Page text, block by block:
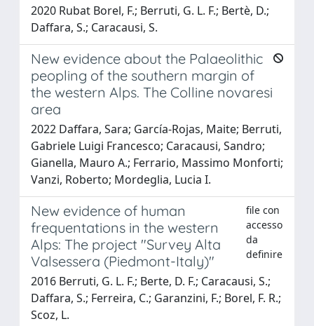
2020 Rubat Borel, F.; Berruti, G. L. F.; Bertè, D.;
Daffara, S.; Caracausi, S.
New evidence about the Palaeolithic
peopling of the southern margin of
the western Alps. The Colline novaresi
area
2022 Daffara, Sara; García-Rojas, Maite; Berruti,
Gabriele Luigi Francesco; Caracausi, Sandro;
Gianella, Mauro A.; Ferrario, Massimo Monforti;
Vanzi, Roberto; Mordeglia, Lucia I.
New evidence of human
frequentations in the western
Alps: The project "Survey Alta
Valsessera (Piedmont-Italy)"
file con
accesso
da
definire
2016 Berruti, G. L. F.; Berte, D. F.; Caracausi, S.;
Daffara, S.; Ferreira, C.; Garanzini, F.; Borel, F. R.;
Scoz, L.